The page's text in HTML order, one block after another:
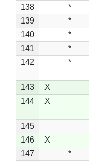
138 *
139
*
140
*
141
*
142
*
143
X
144
X
145
146
X
147
*